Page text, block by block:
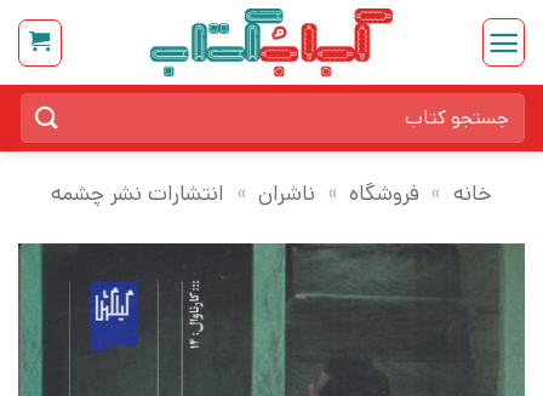
Skip
content
برای:
خانه » فروشگاه » ناشران » انتشارات نشر چشمه